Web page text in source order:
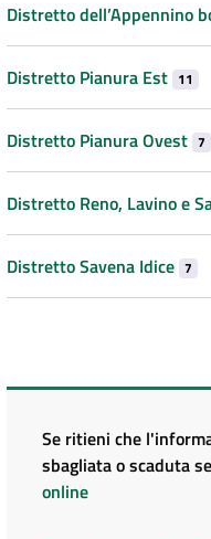
Distretto dell’Appennino
Distretto Pianura Est 11
Distretto Pianura Ovest 7
Distretto Reno, Lavino e
Distretto Savena Idice 7
Se ritieni che
sbagliata o scaduta
online